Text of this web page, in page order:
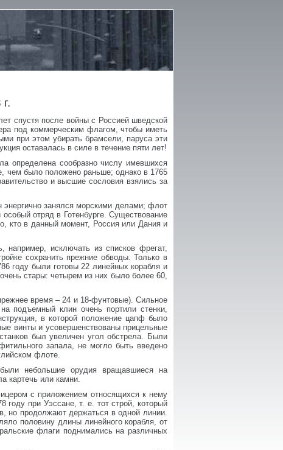
спустя после войны с Россией шведской
под коммерческим флагом, чтобы иметь
при этом убирать брамсели, паруса эти
оставалась в силе в течение пяти лет!
определена сообразно числу имевшихся
чем было положено раньше; однако в 1765
и высшие сословия взялись за
энергично занялся морскими делами; флот
отряд в Готенбурге. Существование
кто в данный момент, Россия или Дания и
например, исключать из списков фрегат,
сохранить прежние обводы. Только в
году были готовы 22 линейных корабля и
стары: четырем из них было более 60,
время – 24 и 18-фунтовые). Сильное
подъемный клин очень портили стенки,
в которой положение цапф было
винты и усовершенствованы прицельные
был увеличен угол обстрела. Были
запала, не могло быть введено
флоте.
небольшие орудия вращавшиеся на
картечь или камни.
с приложением относящихся к нему
году при Уэссане, т. е. тот строй, который
но продолжают держаться в одной линии.
половину длины линейного корабля, от
флаги поднимались на различных